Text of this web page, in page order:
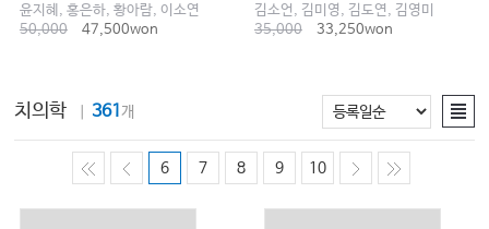
윤지혜, 홍은하, 황아람, 이소연
50,000
47,500won
김소언, 김미영, 김도연, 김영미
35,000
33,250won
치의학 361개
6 7 8 9 10